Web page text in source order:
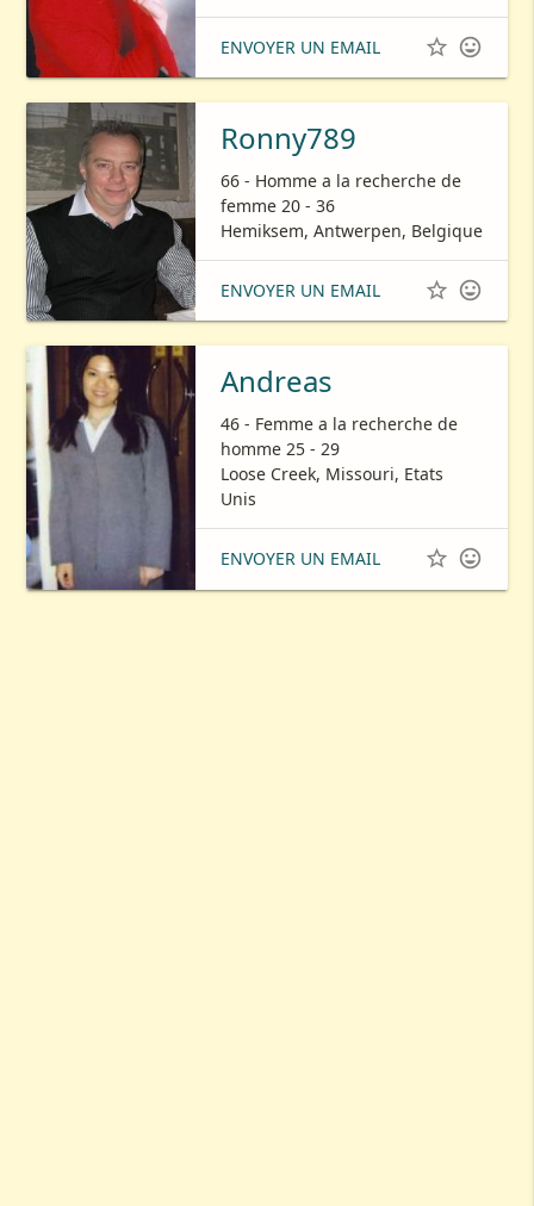
ENVOYER UN EMAIL  
Ronny789
66 - Homme a la recherche de
femme 20 - 36
Hemiksem, Antwerpen, Belgique
ENVOYER UN EMAIL  
Andreas
46 - Femme a la recherche de
homme 25 - 29
Loose Creek, Missouri, Etats
Unis
ENVOYER UN EMAIL  